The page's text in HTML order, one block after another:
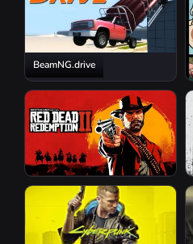
BeamNG.drive
Red Dead Redemption 2